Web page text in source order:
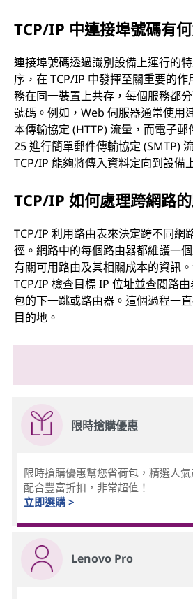
TCP/IP 中連接埠號碼有
連接埠號碼透過識別設備上運行的
序，在 TCP/IP 中發揮至關重要的
務在同一裝置上共存，每個服務都
號碼。例如，Web 伺服器通常使用
本傳輸協定 (HTTP) 流量，而電子
25 進行簡單郵件傳輸協定 (SMTP)
TCP/IP 能夠將傳入資料定向到設備
TCP/IP 如何處理跨網路
TCP/IP 利用路由表來決定跨不同網
徑。網路中的每個路由器都維護一
有關可用路由及其相關成本的資訊
TCP/IP 檢查目標 IP 位址並查閱路
包的下一跳或路由器。這個過程一
目的地。
限時搶購優惠
限時搶購優惠幫您省荷包，精選人氣
配合豐富折扣，非常超值！
立即選購 >
Lenovo Pro